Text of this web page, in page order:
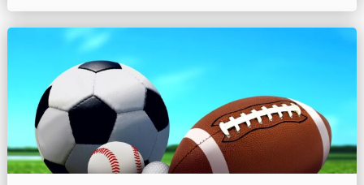
только ВВС, но и войск противовоздушной обороны
Республики. Этот обычай идет с 2001 года, когда два
вида войск объединили в одно подразделение, цель
которого — защищать населенные пункты и военные
базы Республики о...